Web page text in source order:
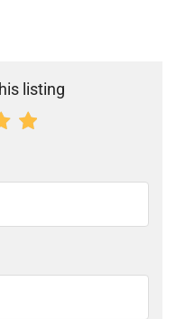
listing